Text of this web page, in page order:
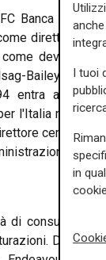
Banca
direttore di
developer
Bailey da
entra alla
l'Italia nel
centrale
di
consulenza
Dal 2010
I tuoi
in